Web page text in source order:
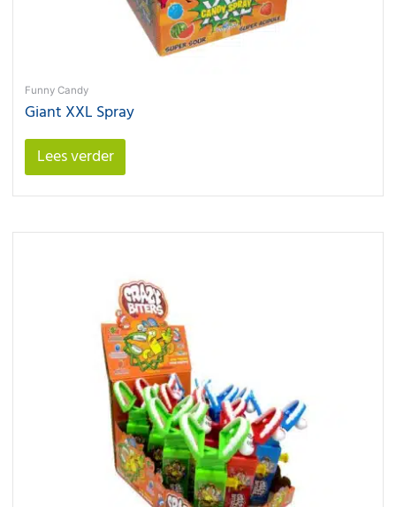
Funny Candy
Giant XXL Spray
Lees verder